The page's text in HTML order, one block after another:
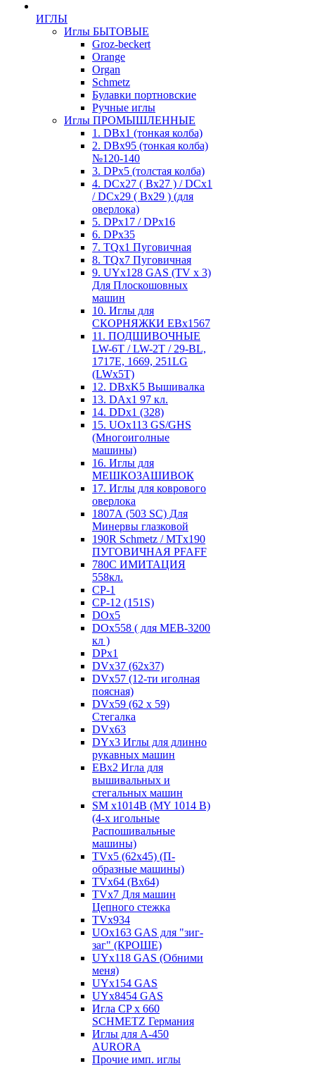
ИГЛЫ
Иглы БЫТОВЫЕ
Groz-beckert
Orange
Organ
Schmetz
Булавки портновские
Ручные иглы
Иглы ПРОМЫШЛЕННЫЕ
1. DBx1 (тонкая колба)
2. DBx95 (тонкая колба)
№120-140
3. DPx5 (толстая колба)
4. DCx27 ( Bx27 ) / DCx1
/ DCx29 ( Bx29 ) (для
оверлока)
5. DPx17 / DPx16
6. DPx35
7. TQx1 Пуговичная
8. TQx7 Пуговичная
9. UYx128 GAS (TV x 3)
Для Плоскошовных
машин
10. Иглы для
СКОРНЯЖКИ EBx1567
11. ПОДШИВОЧНЫЕ
LW-6T / LW-2T / 29-BL,
1717E, 1669, 251LG
(LWx5T)
12. DBxK5 Вышивалка
13. DAx1 97 кл.
14. DDx1 (328)
15. UOx113 GS/GHS
(Многоиголные
машины)
16. Иглы для
МЕШКОЗАШИВОК
17. Иглы для коврового
оверлока
1807А (503 SC) Для
Минервы глазковой
190R Schmetz / MTx190
ПУГОВИЧНАЯ PFAFF
780С ИМИТАЦИЯ
558кл.
CP-1
CP-12 (151S)
DOx5
DOx558 ( для MEB-3200
кл )
DPx1
DVx37 (62x37)
DVx57 (12-ти иголная
поясная)
DVx59 (62 x 59)
Стегалка
DVx63
DYx3 Иглы для длинно
рукавных машин
EBx2 Игла для
вышивальных и
стегальных машин
SM x1014B (MY 1014 B)
(4-х игольные
Распошивальные
машины)
TVх5 (62х45) (П-
образные машины)
TVх64 (Вх64)
TVх7 Для машин
Цепного стежка
TVх934
UOx163 GAS для "зиг-
заг" (КРОШЕ)
UYx118 GAS (Обними
меня)
UYx154 GAS
UYx8454 GAS
Игла CP х 660
SCHMETZ Германия
Иглы для А-450
AURORA
Прочие имп. иглы